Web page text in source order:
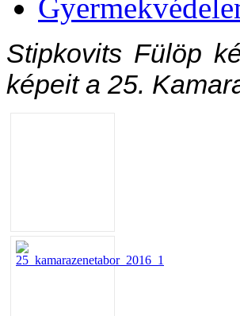
Stipkovits Fülöp
képeit a 25.